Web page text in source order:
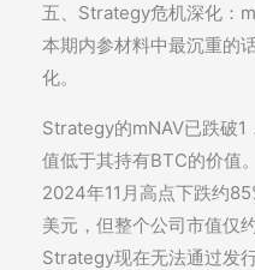
五、Strategy危机深化：
本期内参材料中最沉重的
化。
Strategy的mNAV已跌破1
值低于其持有BTC的价值
2024年11月高点下跌约
美元，但整个公司市值仅
Strategy现在无法通过发